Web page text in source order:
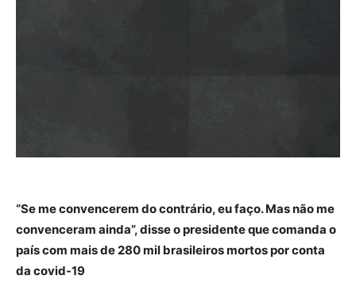
“Se me convencerem do contrário, eu faço. Mas não me
convenceram ainda”, disse o presidente que comanda o
país com mais de 280 mil brasileiros mortos por conta
da covid-19